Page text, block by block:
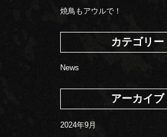
焼鳥もアウルで！
カテゴリー
News
アーカイブ
2024年9月